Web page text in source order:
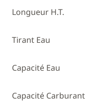
Longueur H.T.
Tirant Eau
Capacité Eau
Capacité Carburant